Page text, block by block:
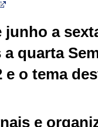
junho a
a quarta
e o tema
e